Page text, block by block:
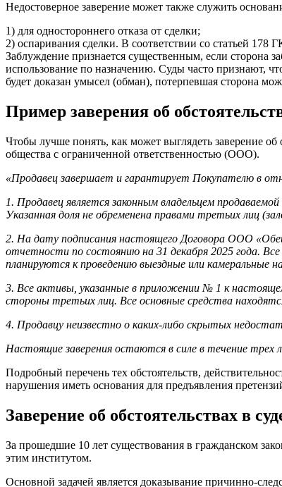
Недостоверное заверение может также служить
1) для одностороннего отказа от сделки;
2) оспаривания сделки. В соответствии со статьей
Заблуждение признается существенным, если сторона
использование по назначению. Суды часто признают,
будет доказан умысел (обман), потерпевшая сторона
Пример заверения об
Чтобы лучше понять, как может выглядеть заверение
общества с ограниченной ответственностью (ООО).
«Продавец завершает и гарантирует Покупателю в
1. Продавец является законным владельцем
Указанная доля не обременена правами третьих лиц
2. На дату подписания настоящего Договора ООО
отчетности по состоянию на 31 декабря 2025 года.
планируются к проведению выездные или камеральные
3. Все активы, указанные в приложении № 1 к
стороны третьих лиц. Все основные средства
4. Продавцу неизвестно о каких-либо скрытых
Настоящие заверения остаются в силе в течение трех
Подробный перечень тех обстоятельств,
нарушения иметь основания для предъявления
Заверение об обстоятельствах в
За прошедшие 10 лет существования в гражданском
этим институтом.
Основной задачей является доказывание причинно-